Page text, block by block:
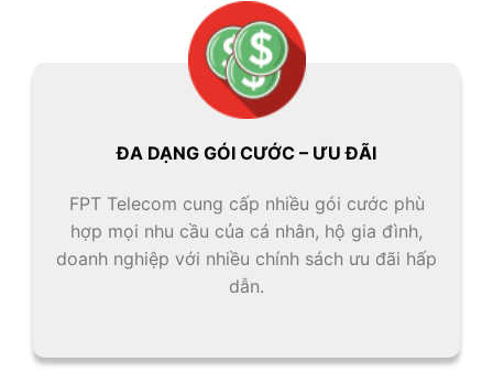
ĐA DẠNG GÓI CƯỚC – ƯU ĐÃI
FPT Telecom cung cấp nhiều gói cước phù
hợp mọi nhu cầu của cá nhân, hộ gia đình,
doanh nghiệp với nhiều chính sách ưu đãi hấp
dẫn.